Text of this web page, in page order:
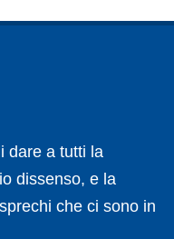
dare a tutti la
dissenso, e la
che ci sono in